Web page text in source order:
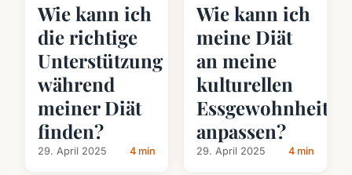
Wie kann ich
die richtige
Unterstützung
während
meiner Diät
finden?
29. April 2025 4 min
Wie kann ich
meine Diät
an meine
kulturellen
Essgewohnheiten
anpassen?
29. April 2025 4 min